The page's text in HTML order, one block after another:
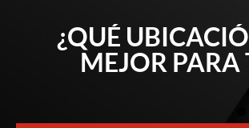
¿QUÉ
MEJOR PARA